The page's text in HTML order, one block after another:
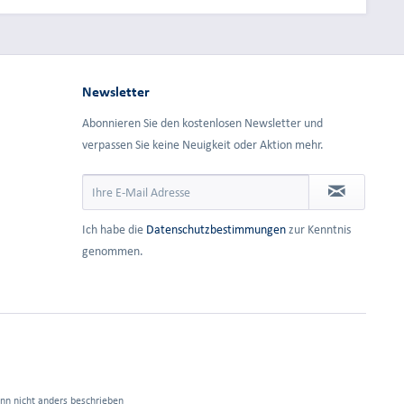
Newsletter
Abonnieren Sie den kostenlosen Newsletter und
verpassen Sie keine Neuigkeit oder Aktion mehr.
Ich habe die Datenschutzbestimmungen zur Kenntnis
genommen.
nicht anders beschrieben